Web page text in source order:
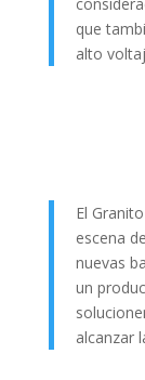
que
alto
El
escena
nuevas
un
alcanzar